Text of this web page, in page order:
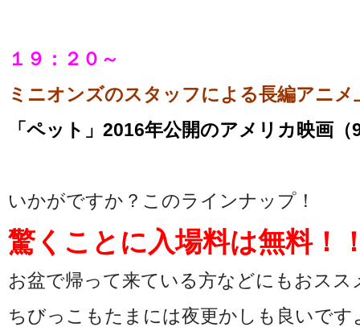
１９：２０～
ミニオンズのスタッフによる長編アニメ
「ペット」2016年公開のアメリカ映画（
いかがですか？このラインナップ！
驚くことに入場料は無料！
お盆で帰って来ている方などにもおスス
ちびっこもたまには夜更かしも良いです